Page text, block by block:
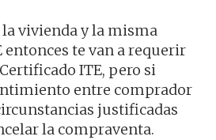
la vivienda y la misma
entonces te van a requerir
ITE, pero si
entre comprador
justificadas
la compraventa.